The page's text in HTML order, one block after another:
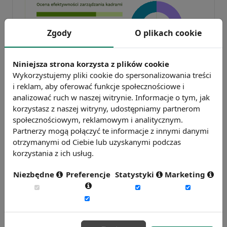
Badanie wskaźnikiHR 2026
Zmierz 59 wskaźników efektywności
personalnej, w tym absencję, fluktuację i
efektywność pracy.
Weź udział w badaniu
Zgody O plikach cookie
Niniejsza strona korzysta z plików cookie
Wykorzystujemy pliki cookie do spersonalizowania treści
i reklam, aby oferować funkcje społecznościowe i
analizować ruch w naszej witrynie. Informacje o tym, jak
korzystasz z naszej witryny, udostępniamy partnerom
społecznościowym, reklamowym i analitycznym.
Partnerzy mogą połączyć te informacje z innymi danymi
otrzymanymi od Ciebie lub uzyskanymi podczas
korzystania z ich usług.
Niezbędne Preferencje Statystyki Marketing